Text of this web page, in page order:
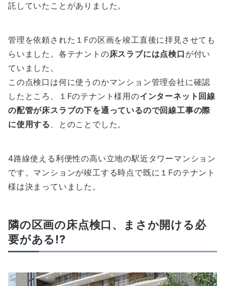
託していたことがありました。
管理を依頼された１Fの区画を竣工直後に拝見させても
らいました。各テナントの床スラブには点検口 が付い
ていました。
この点検口は何に使うのかマンション管理会社に確認
したところ、１Fのテナント様用のインターネット回線
の配管が床スラブの下を通っているので回線工事の際
に使用する 、とのことでした。
4路線使える利便性の高い立地の駅近タワーマンション
です。マンションが竣工する時点で既に１Fのテナント
様は決まっていました。
隣の区画の床点検口、まさか開ける必
要がある!?